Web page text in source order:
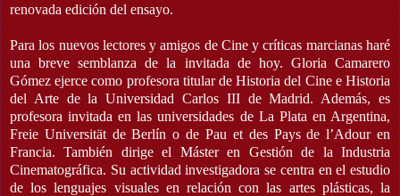
renovada edición del ensayo.
Para los nuevos lectores y amigos de Cine y críticas marcianas haré
una breve semblanza de la invitada de hoy. Gloria Camarero
Gómez ejerce como profesora titular de Historia del Cine e Historia
del Arte de la Universidad Carlos III de Madrid. Además, es
profesora invitada en las universidades de La Plata en Argentina,
Freie Universität de Berlín o de Pau et des Pays de l’Adour en
Francia. También dirige el Máster en Gestión de la Industria
Cinematográfica. Su actividad investigadora se centra en el estudio
de los lenguajes visuales en relación con las artes plásticas, la